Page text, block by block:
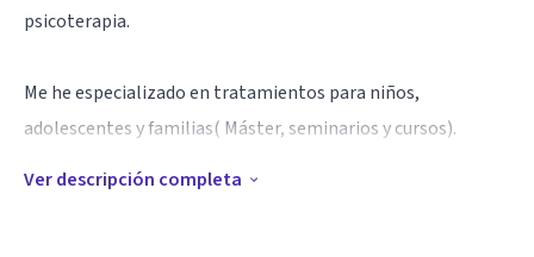
psicoterapia.
Me he especializado en tratamientos para niños,
adolescentes y familias( Máster, seminarios y cursos).
Ver descripción completa